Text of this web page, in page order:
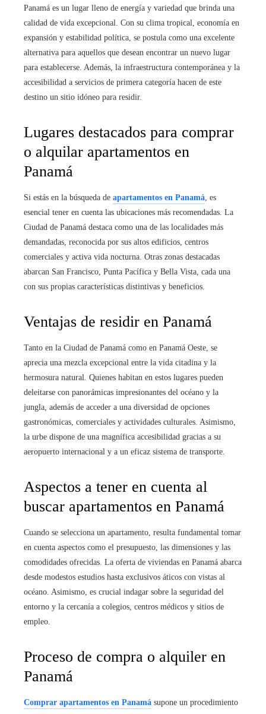
Panamá es un lugar lleno de energía y variedad que brinda una
calidad de vida excepcional. Con su clima tropical, economía en
expansión y estabilidad política, se postula como una excelente
alternativa para aquellos que desean encontrar un nuevo lugar
para establecerse. Además, la infraestructura contemporánea y la
accesibilidad a servicios de primera categoría hacen de este
destino un sitio idóneo para residir.
Lugares destacados para comprar
o alquilar apartamentos en
Panamá
Si estás en la búsqueda de apartamentos en Panamá, es
esencial tener en cuenta las ubicaciones más recomendadas. La
Ciudad de Panamá destaca como una de las localidades más
demandadas, reconocida por sus altos edificios, centros
comerciales y activa vida nocturna. Otras zonas destacadas
abarcan San Francisco, Punta Pacífica y Bella Vista, cada una
con sus propias características distintivas y beneficios.
Ventajas de residir en Panamá
Tanto en la Ciudad de Panamá como en Panamá Oeste, se
aprecia una mezcla excepcional entre la vida citadina y la
hermosura natural. Quienes habitan en estos lugares pueden
deleitarse con panorámicas impresionantes del océano y la
jungla, además de acceder a una diversidad de opciones
gastronómicas, comerciales y actividades culturales. Asimismo,
la urbe dispone de una magnífica accesibilidad gracias a su
aeropuerto internacional y a un eficaz sistema de transporte.
Aspectos a tener en cuenta al
buscar apartamentos en Panamá
Cuando se selecciona un apartamento, resulta fundamental tomar
en cuenta aspectos como el presupuesto, las dimensiones y las
comodidades ofrecidas. La oferta de viviendas en Panamá abarca
desde modestos estudios hasta exclusivos áticos con vistas al
océano. Asimismo, es crucial indagar sobre la seguridad del
entorno y la cercanía a colegios, centros médicos y sitios de
empleo.
Proceso de compra o alquiler en
Panamá
Comprar apartamentos en Panamá supone un procedimiento